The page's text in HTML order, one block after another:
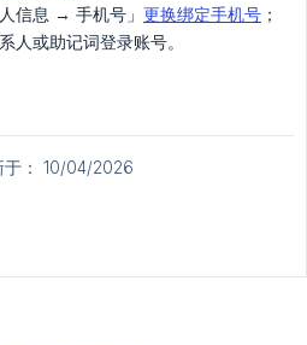
信息 → 手机号」 更换绑定手机号 ；
人或助记词登录账号。
于： 10/04/2026